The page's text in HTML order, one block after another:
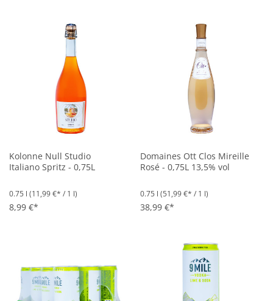
Kolonne Null Studio
Italiano Spritz - 0,75L
0.75 l (11,99 €* / 1 l)
8,99 €*
Domaines Ott Clos Mireille
Rosé - 0,75L 13,5% vol
0.75 l (51,99 €* / 1 l)
38,99 €*